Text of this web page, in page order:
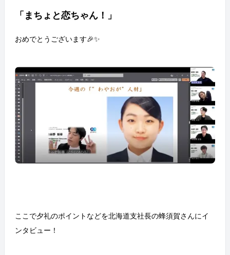
「まちょと恋ちゃん！」
おめでとうございます🎉✨
ここで夕礼のポイントなどを北海道支社長の蜂須賀さんにイ
ンタビュー！